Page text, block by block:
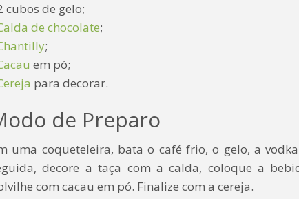
cubos de gelo;
de chocolate;
;
em pó;
para decorar.
de Preparo
uma coqueteleira, bata o café frio, o gelo, a
decore a taça com a calda, coloque a
com cacau em pó. Finalize com a cereja.